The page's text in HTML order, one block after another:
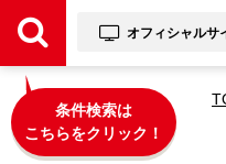
オフィシャルサ
条件検索は
こちらをクリック！